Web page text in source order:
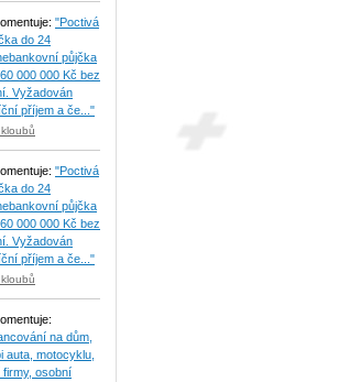
"Poctivá
do 24
půjčka
000 000 Kč bez
Vyžadován
příjem a če..."
"Poctivá
do 24
půjčka
000 000 Kč bez
Vyžadován
příjem a če..."
na dům,
auta, motocyklu,
osobní